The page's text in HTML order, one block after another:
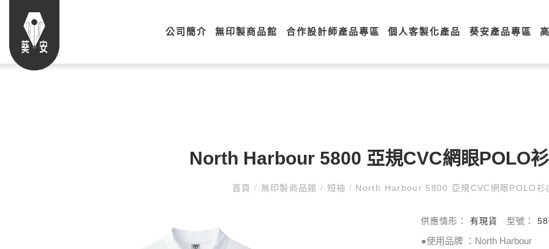
公司簡介 無印製商品館 合作設計師產品專區 個人客製化產品 葵安產品專區
North Harbour 5800 亞規CVC網眼POLO
首頁 / 無印製商品館 / 短袖 / North Harbour 5800 亞規CVC網眼POLO衫
供應情形： 有現貨 型號：
●使用品牌 ：North Harbour